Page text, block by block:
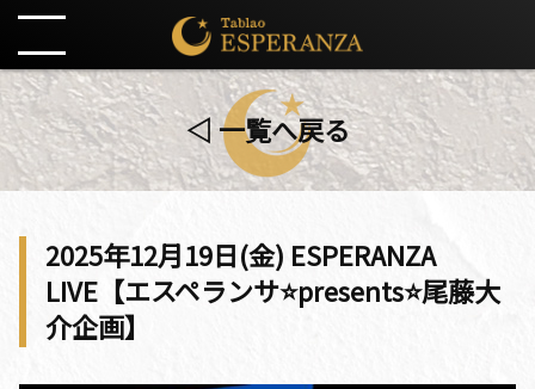
◁ 一覧へ戻る
2025年12月19日(金) ESPERANZA
LIVE【エスペランサ⭐️presents⭐️尾藤大
介企画】